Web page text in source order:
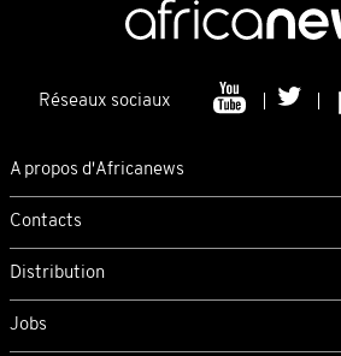
Réseaux sociaux
A propos d'Africanews
Contacts
Distribution
Jobs